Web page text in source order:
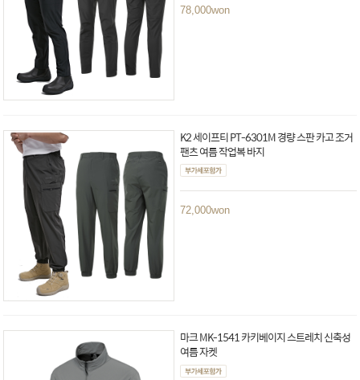
78,000won
K2 세이프티 PT-6301M 경량 스판 카고 조거
팬츠 여름 작업복 바지
72,000won
마크 MK-1541 카키베이지 스트레치 신축성
여름 자켓